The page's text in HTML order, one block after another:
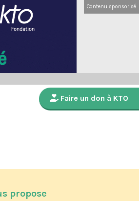
Contenu sponsorisé
Faire un don à KTO
propose